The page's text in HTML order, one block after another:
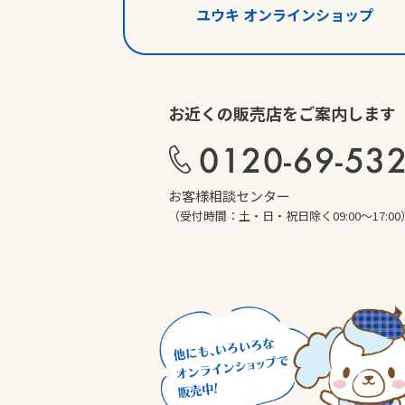
ユウキ オンラインショップ
お近くの販売店をご案内します
0120-69-
お客様相談センター
（受付時間：土・日・祝日除く09:00～17:00